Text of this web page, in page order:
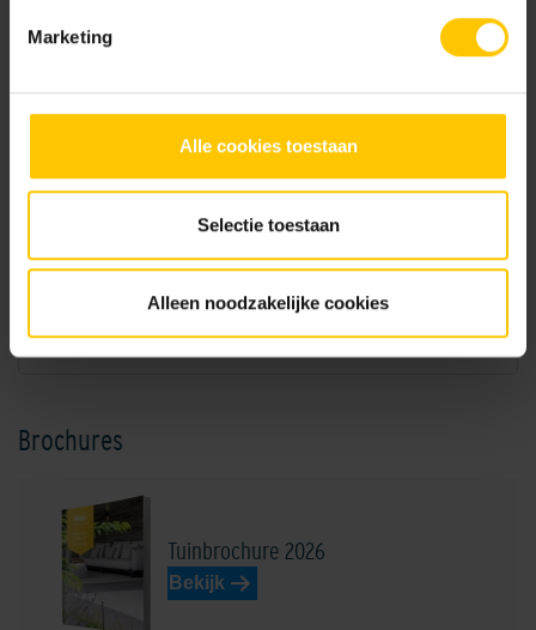
Marketing
Alle cookies toestaan
Selectie toestaan
Alleen noodzakelijke cookies
NL-BSB-certificaat vooraf vervaardigde elementen van beton (Aalst) K20305
KIWA-certificaat grasbetontegels (Aalst) K11001
Brochures
Tuinbrochure 2026
Bekijk